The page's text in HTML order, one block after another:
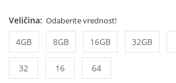
Veličina: Odaberite vrednost!
4GB 8GB 16GB 32GB
32 16 64